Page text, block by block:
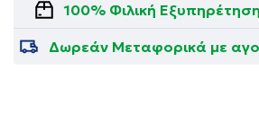
100% Φιλική
Δωρεάν Μεταφορικά με